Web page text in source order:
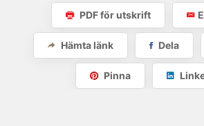
PDF för utskrift
Hämta länk Dela
Pinna